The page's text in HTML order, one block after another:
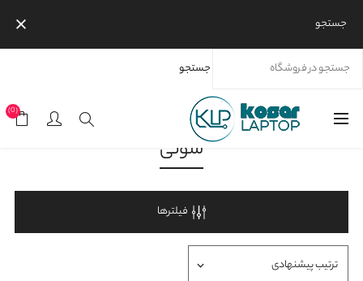
جستجو
جستجو
(0)
سونی
فیلترها